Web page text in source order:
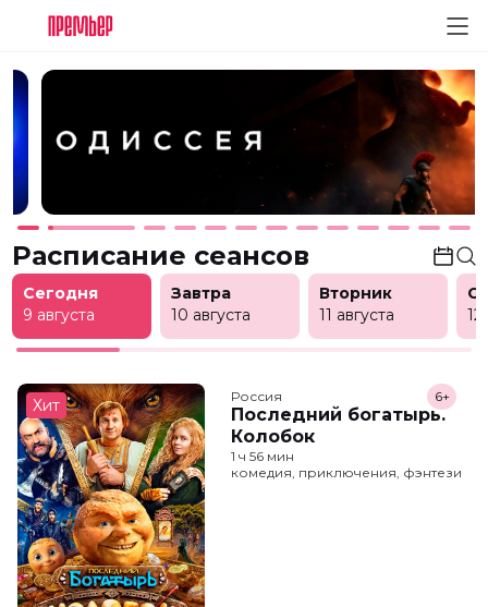
Расписание сеансов
Сегодня
9 августа
Завтра
10 августа
Вторник
11 августа
12
Хит Россия
Последний богатырь.
Колобок
6+
1 ч 56 мин
комедия, приключения, фэнтези